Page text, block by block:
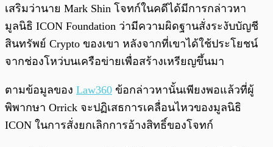
เสริมว่านาย Mark Shin โจทก์ในคดีได้มีการกล่าวหา
มูลนิธิ ICON Foundation ว่ามีความผิดฐานสั่งระงับบัญชี
สินทรัพย์ Crypto ของเขา หลังจากที่เขาได้ใช้ประโยชน์
จากช่องโหว่บนเครือข่ายเพื่อสร้างเหรียญขึ้นมา
ตามข้อมูลของ Law360 ข้อกล่าวหานั้นเพียงพอแล้วที่ผู้
พิพากษา Orrick จะปฏิเสธการเคลื่อนไหวของมูลนิธิ
ICON ในการสั่งยกเลิกการอ้างสิทธิ์ของโจทก์